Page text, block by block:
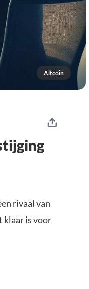
Altcoin
rivaal van
klaar is voor